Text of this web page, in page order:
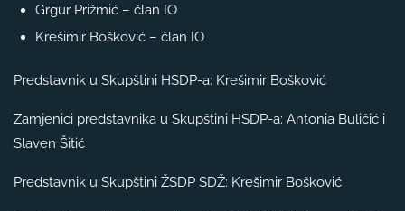
Grgur Prižmić – član IO
Krešimir Bošković – član IO
Predstavnik u Skupštini HSDP-a: Krešimir Bošković
Zamjenici predstavnika u Skupštini HSDP-a: Antonia Buličić i
Slaven Šitić
Predstavnik u Skupštini ŽSDP SDŽ: Krešimir Bošković